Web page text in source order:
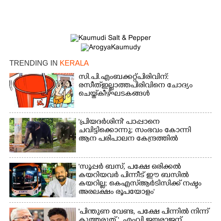
TRENDING IN KERALA
സി.പി.എം ബക്കറ്റ് പിരിവിന്:
രസീത് ഇല്ലാത്ത പിരിവിനെ ചോദ്യം
ചെയ്ത് കീഴ്ഘടകങ്ങൾ
'പ്രിയദർശിനി' പാപ്പാനെ
ചവിട്ടിക്കൊന്നു; സംഭവം കോന്നി
ആന പരിപാലന കേന്ദ്രത്തിൽ
'സൂപ്പർ ബസ്, പക്ഷേ ഒരിക്കൽ
കയറിയവർ പിന്നീട് ഈ ബസിൽ
കയറില്ല; കെഎസ്ആർടിസിക്ക് നഷ്ടം
അരലക്ഷം രൂപയോളം'
"പിന്തുണ വേണ്ട,​ പക്ഷേ പിന്നിൽ നിന്ന്